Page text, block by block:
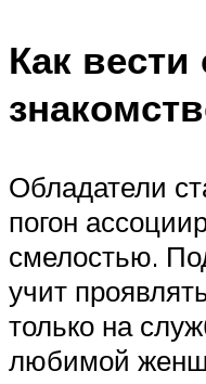
Как
Обладатели
погон
смелостью.
учит
только на
любимой